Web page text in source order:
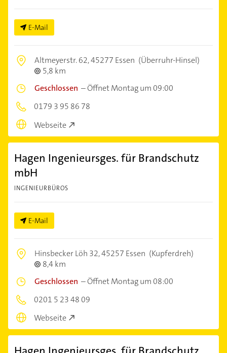
E-Mail
Altmeyerstr. 62,45277 Essen (Überruhr-Hinsel)
5,8 km
Geschlossen –Öffnet Montag um 09:00
0179 3 95 86 78
Webseite
Hagen Ingenieursges. für Brandschutz
mbH
INGENIEURBÜROS
E-Mail
Hinsbecker Löh 32,45257 Essen (Kupferdreh)
8,4 km
Geschlossen –Öffnet Montag um 08:00
0201 5 23 48 09
Webseite